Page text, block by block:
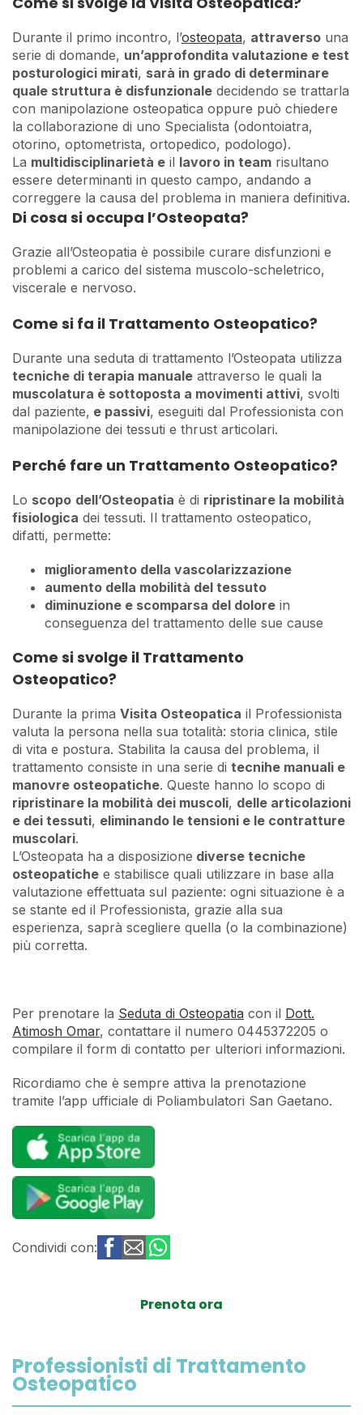
Durante il primo incontro, l’osteopata, attraverso una
serie di domande, un’approfondita valutazione e test
posturologici mirati, sarà in grado di determinare
quale struttura è disfunzionale decidendo se trattarla
con manipolazione osteopatica oppure può chiedere
la collaborazione di uno Specialista (odontoiatra,
otorino, optometrista, ortopedico, podologo).
La multidisciplinarietà e il lavoro in team risultano
essere determinanti in questo campo, andando a
correggere la causa del problema in maniera definitiva.
Di cosa si occupa l’Osteopata?
Grazie all’Osteopatia è possibile curare disfunzioni e
problemi a carico del sistema muscolo-scheletrico,
viscerale e nervoso.
Come si fa il Trattamento Osteopatico?
Durante una seduta di trattamento l’Osteopata utilizza
tecniche di terapia manuale attraverso le quali la
muscolatura è sottoposta a movimenti attivi, svolti
dal paziente, e passivi, eseguiti dal Professionista con
manipolazione dei tessuti e thrust articolari.
Perché fare un Trattamento Osteopatico?
Lo scopo dell’Osteopatia è di ripristinare la mobilità
fisiologica dei tessuti. Il trattamento osteopatico,
difatti, permette:
miglioramento della vascolarizzazione
aumento della mobilità del tessuto
diminuzione e scomparsa del dolore in
conseguenza del trattamento delle sue cause
Come si svolge il Trattamento
Osteopatico?
Durante la prima Visita Osteopatica il Professionista
valuta la persona nella sua totalità: storia clinica, stile
di vita e postura. Stabilita la causa del problema, il
trattamento consiste in una serie di tecnihe manuali e
manovre osteopatiche. Queste hanno lo scopo di
ripristinare la mobilità dei muscoli, delle articolazioni
e dei tessuti, eliminando le tensioni e le contratture
muscolari.
L’Osteopata ha a disposizione diverse tecniche
osteopatiche e stabilisce quali utilizzare in base alla
valutazione effettuata sul paziente: ogni situazione è a
se stante ed il Professionista, grazie alla sua
esperienza, saprà scegliere quella (o la combinazione)
più corretta.
Per prenotare la Seduta di Osteopatia con il Dott.
Atimosh Omar, contattare il numero 0445372205 o
compilare il form di contatto per ulteriori informazioni.
Ricordiamo che è sempre attiva la prenotazione
tramite l’app ufficiale di Poliambulatori San Gaetano.
Condividi con:
Prenota ora
Professionisti di Trattamento
Osteopatico